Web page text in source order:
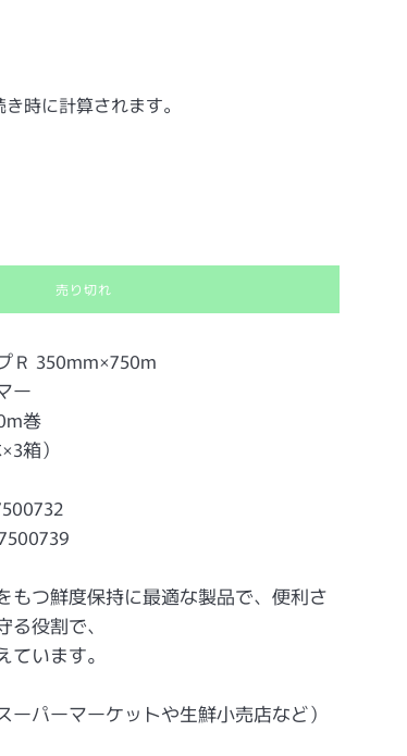
時に計算されます。
売り切れ
Ｒ 350mm×750m
ー
巻
箱）
もつ鮮度保持に最適な製品で、便利さ
役割で、
います。
ーパーマーケットや生鮮小売店など）